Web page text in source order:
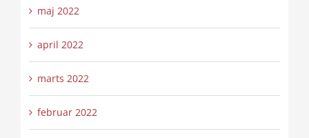
maj 2022
april 2022
marts 2022
februar 2022